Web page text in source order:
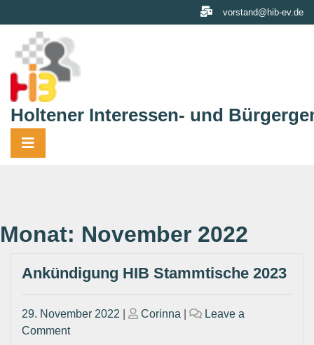
to
content
vorstand@hib-ev.de
Holtener Interessen- und
Monat: November 2022
Ankündigung HIB Stammtische 2023
Posted
on
29. November 2022
Posted
Corinna
Leave a
Commenton